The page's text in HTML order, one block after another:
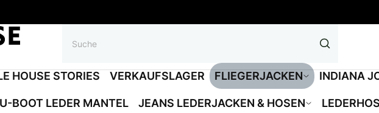
HOUSE STORIES VERKAUFSLAGER FLIEGERJACKEN INDIANA
U-BOOT LEDER MANTEL JEANS LEDERJACKEN & HOSEN